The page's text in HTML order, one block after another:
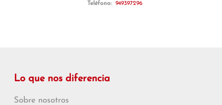
Teléfono:
949397296
Lo que nos diferencia
Sobre nosotros